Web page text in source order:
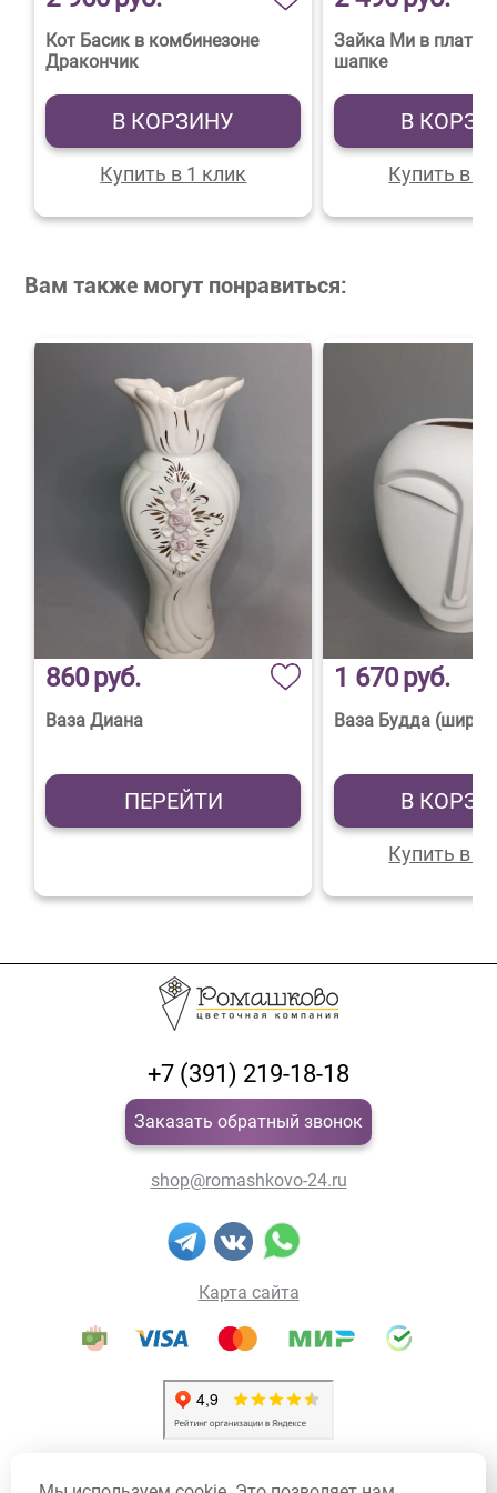
Кот Басик в комбинезоне
Дракончик
В КОРЗИНУ
Купить в 1 клик
Зайка Ми в платье
шапке
В
Купить в 1
Вам также могут понравиться:
860руб.
Ваза Диана
ПЕРЕЙТИ
1 670руб.
Ваза Будда
В
Купить в 1
+7 (391) 219-18-18
Заказать обратный звонок
shop@romashkovo-24.ru
Карта сайта